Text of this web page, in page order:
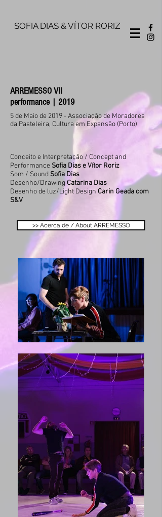
SOFIA DIAS & VÍTOR RORIZ
ARREMESSO VII
performance | 2019
5 de Maio de 2019 - Associação de Moradores
da Pasteleira, Cultura em Expansão (Porto)
Conceito e Interpretação / Concept and
Performance Sofia Dias e Vítor Roriz
Som / Sound Sofia Dias
Desenho/Drawing Catarina Dias
Desenho de luz/Light Design Carin Geada com
S&V
>> Acerca de / About ARREMESSO